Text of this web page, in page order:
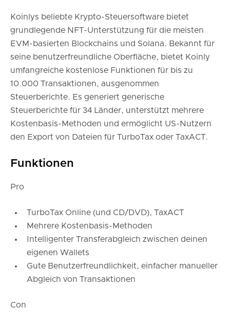
Koinlys beliebte Krypto-Steuersoftware bietet
grundlegende NFT-Unterstützung für die meisten
EVM-basierten Blockchains und Solana. Bekannt für
seine benutzerfreundliche Oberfläche, bietet Koinly
umfangreiche kostenlose Funktionen für bis zu
10.000 Transaktionen, ausgenommen
Steuerberichte. Es generiert generische
Steuerberichte für 34 Länder, unterstützt mehrere
Kostenbasis-Methoden und ermöglicht US-Nutzern
den Export von Dateien für TurboTax oder TaxACT.
Funktionen
Pro
TurboTax Online (und CD/DVD), TaxACT
Mehrere Kostenbasis-Methoden
Intelligenter Transferabgleich zwischen deinen
eigenen Wallets
Gute Benutzerfreundlichkeit, einfacher manueller
Abgleich von Transaktionen
Con